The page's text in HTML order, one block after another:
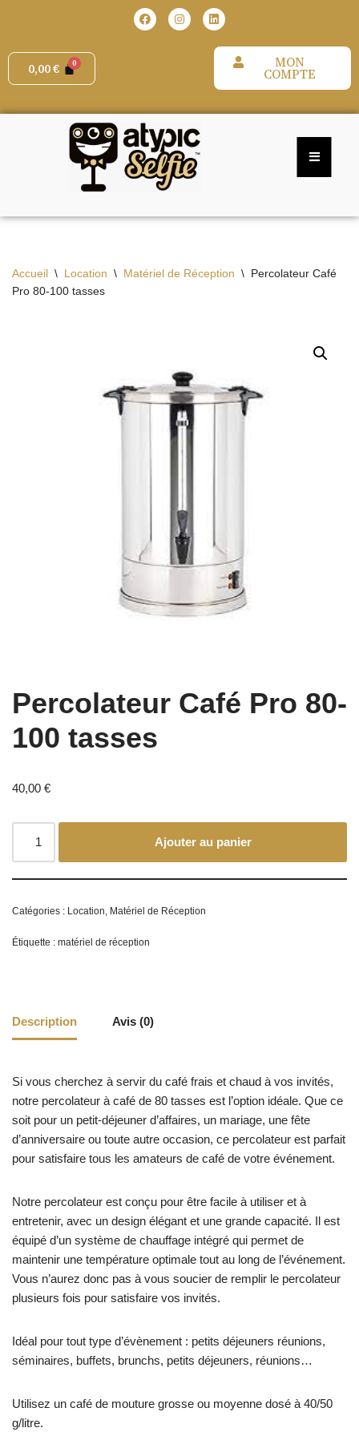
contenu
MON
COMPTE
0,00€
Accueil \ Location \ Matériel de Réception \ Percolateur Café
Pro 80-100 tasses
Percolateur Café Pro 80-
100 tasses
40,00 €
Ajouter au panier
Catégories : Location Matériel de Réception
Étiquette : matériel de réception
Description Avis (0)
Si vous cherchez à servir du café frais et chaud à vos invités,
notre percolateur à café de 80 tasses est l’option idéale. Que ce
soit pour un petit-déjeuner d’affaires, un mariage, une fête
d’anniversaire ou toute autre occasion, ce percolateur est parfait
pour satisfaire tous les amateurs de café de votre événement.
Notre percolateur est conçu pour être facile à utiliser et à
entretenir, avec un design élégant et une grande capacité. Il est
équipé d’un système de chauffage intégré qui permet de
maintenir une température optimale tout au long de l’événement.
Vous n’aurez donc pas à vous soucier de remplir le percolateur
plusieurs fois pour satisfaire vos invités.
Idéal pour tout type d’évènement : petits déjeuners réunions,
séminaires, buffets, brunchs, petits déjeuners, réunions…
Utilisez un café de mouture grosse ou moyenne dosé à 40/50
g/litre.